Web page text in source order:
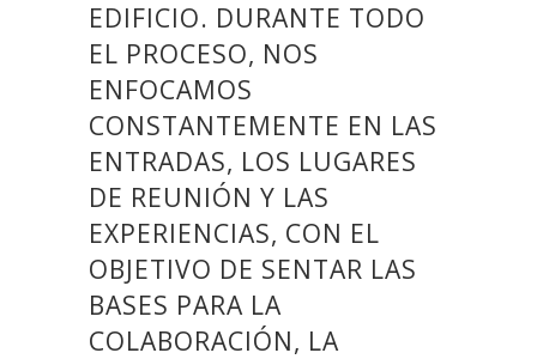
EDIFICIO. DURANTE TODO
EL PROCESO, NOS
ENFOCAMOS
CONSTANTEMENTE EN LAS
ENTRADAS, LOS LUGARES
DE REUNIÓN Y LAS
EXPERIENCIAS, CON EL
OBJETIVO DE SENTAR LAS
BASES PARA LA
COLABORACIÓN, LA